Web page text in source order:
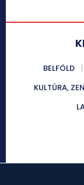
BELFÖLD
KULTÚRA,